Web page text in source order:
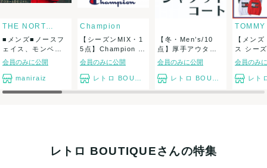
THE NORTH FACE
■メンズ■ノースフ
ェイス、モンベ
ル、エーグル、コ
ロ...
会員のみに公開
maniraiz
Champion
【シーズンMIX・1
5点】Champion チ
ャン...
会員のみに公開
レトロ BOUTIQUE
【冬・Men’s/10
点】厚手アウタ
ー コート、ジ...
会員のみに公開
レトロ BOUTIQUE
【メン
ス シー
IX /...
会員のみ
レトロ
レトロ BOUTIQUEさんの特集